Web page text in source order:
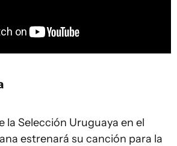
la Selección Uruguaya en el
estrenará su canción para la